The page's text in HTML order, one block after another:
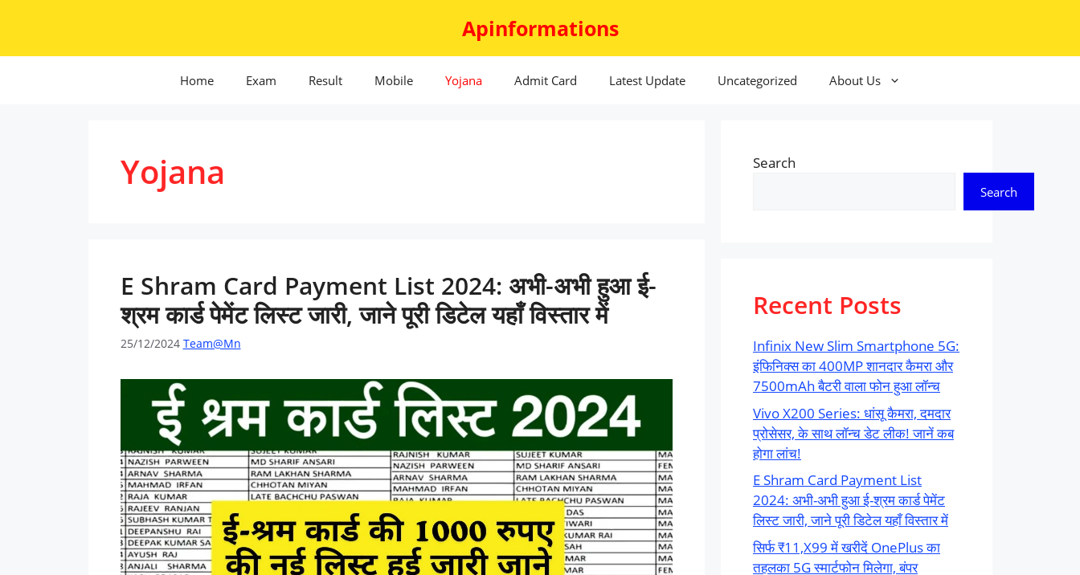
Apinformations
Home Exam Result Mobile Yojana Admit Card Latest Update Uncategorized About Us
Yojana
E Shram Card Payment List 2024: अभी-अभी हुआ ई-
श्रम कार्ड पेमेंट लिस्ट जारी, जाने पूरी डिटेल यहाँ विस्तार में
25/12/2024 Team@Mn
Search
Search
Recent Posts
Infinix New Slim Smartphone 5G:
इंफिनिक्स का 400MP शानदार कैमरा और
7500mAh बैटरी वाला फोन हुआ लॉन्च
Vivo X200 Series: धांसू कैमरा, दमदार
प्रोसेसर, के साथ लॉन्च डेट लीक! जानें कब
होगा लांच!
E Shram Card Payment List
2024: अभी-अभी हुआ ई-श्रम कार्ड पेमेंट
लिस्ट जारी, जाने पूरी डिटेल यहाँ विस्तार में
सिर्फ ₹11,X99 में खरीदें OnePlus का
तहलका 5G स्मार्टफोन मिलेगा, बंपर